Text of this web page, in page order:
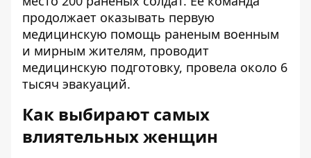
продолжает оказывать первую
медицинскую помощь раненым военным
и мирным жителям, проводит
медицинскую подготовку, провела около 6
тысяч эвакуаций.
Как выбирают самых
влиятельных женщин